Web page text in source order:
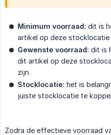
Minimum voorraad: dit is
artikel op deze
Gewenste voorraad: dit is
dit artikel op deze
zijn.
Stocklocatie: het is
juiste stocklocatie te
Zodra de effectieve voorraad